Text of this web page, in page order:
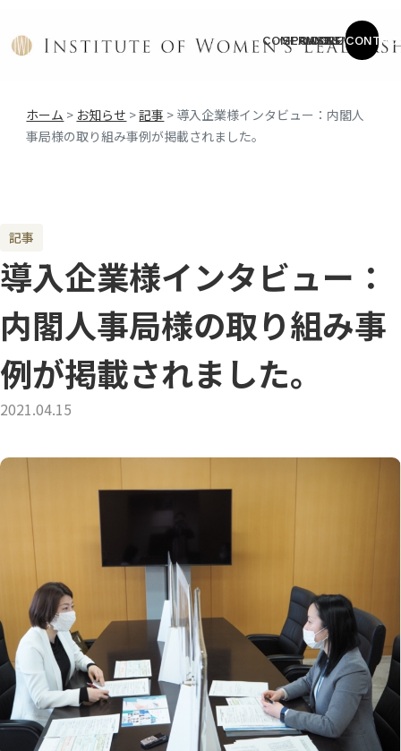
COMPANY
SERVICE
CASES
COLUMN
NEWS
ホーム > お知らせ >記事 > 導入企業様インタビュー：内閣人
事局様の取り組み事例が掲載されました。
記事
導入企業様インタビュー：
内閣人事局様の取り組み事
例が掲載されました。
2021.04.15